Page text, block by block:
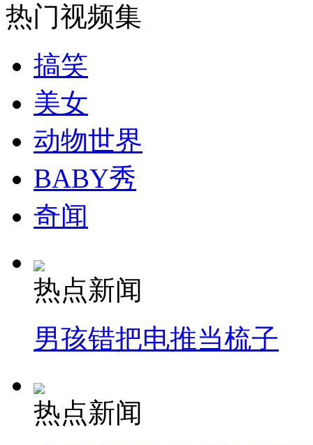
安徽一实载49人客车翻车
走！跟着总书记去植树
消防员救轻生者 花炮节热闹非凡
司机酒驾遇交警 急速倒车逃窜
热门视频集
搞笑
美女
动物世界
BABY秀
奇闻
热点新闻
男孩错把电推当梳子
热点新闻